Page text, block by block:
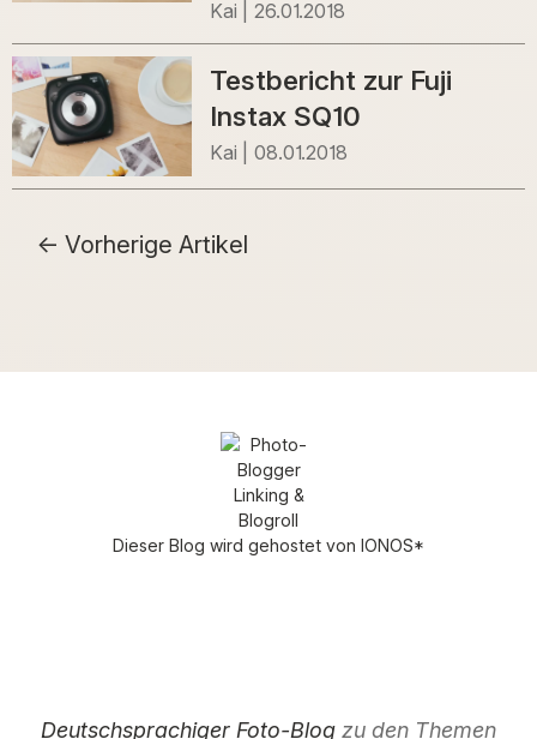
Kai 26.01.2018
Testbericht zur Fuji
Instax SQ10
Kai 08.01.2018
Vorherige Artikel
Dieser Blog wird gehostet von IONOS*
Deutschsprachiger Foto-Blog zu den Themen